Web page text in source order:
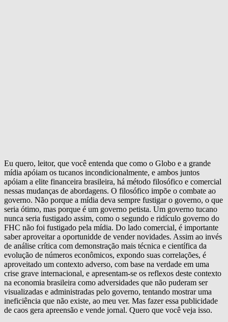
Eu quero, leitor, que você entenda que como o Globo e a grande
mídia apóiam os tucanos incondicionalmente, e ambos juntos
apóiam a elite financeira brasileira, há método filosófico e comercial
nessas mudanças de abordagens. O filosófico impõe o combate ao
governo. Não porque a mídia deva sempre fustigar o governo, o que
seria ótimo, mas porque é um governo petista. Um governo tucano
nunca seria fustigado assim, como o segundo e ridículo governo do
FHC não foi fustigado pela mídia. Do lado comercial, é importante
saber aproveitar a oportunidde de vender novidades. Assim ao invés
de análise crítica com demonstração mais técnica e científica da
evolução de números econômicos, expondo suas correlações, é
aproveitado um contexto adverso, com base na verdade em uma
crise grave internacional, e apresentam-se os reflexos deste contexto
na economia brasileira como adversidades que não puderam ser
visualizadas e administradas pelo governo, tentando mostrar uma
ineficiência que não existe, ao meu ver. Mas fazer essa publicidade
de caos gera apreensão e vende jornal. Quero que você veja isso.